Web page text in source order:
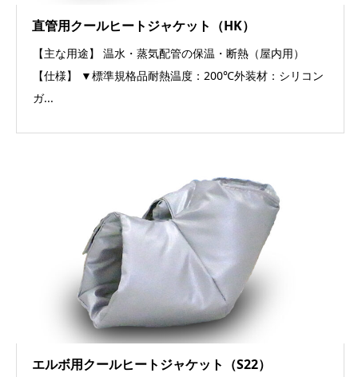
直管用クールヒートジャケット（HK）
【主な用途】 温水・蒸気配管の保温・断熱（屋内用）
【仕様】 ▼標準規格品耐熱温度：200℃外装材：シリコン
ガ...
エルボ用クールヒートジャケット（S22）